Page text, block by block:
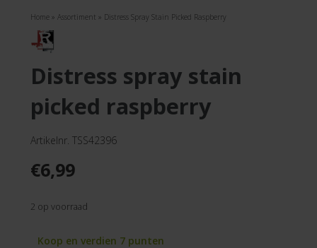
Home » Assortiment » Distress Spray Stain Picked Raspberry
distress spray stain
picked raspberry
Artikelnr. TSS42396
€6,99
2 op voorraad
Koop en verdien 7 punten